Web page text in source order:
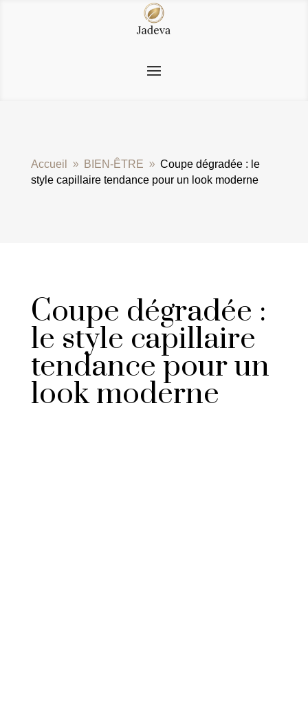
Accueil 9 BIEN-ÊTRE 9 Coupe dégradée : le
style capillaire tendance pour un look moderne
Coupe dégradée :
le style capillaire
tendance pour un
look moderne